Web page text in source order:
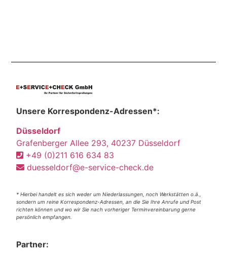
Unsere Korrespondenz-Adressen*:
Düsseldorf
Grafenberger Allee 293, 40237 Düsseldorf
+49 (0)211 616 634 83
duesseldorf@e-service-check.de
* Hierbei handelt es sich weder um Niederlassungen, noch Werkstätten o.ä.,
sondern um reine Korrespondenz-Adressen, an die Sie Ihre Anrufe und Post
richten können und wo wir Sie nach vorheriger Terminvereinbarung gerne
persönlich empfangen.
Partner: